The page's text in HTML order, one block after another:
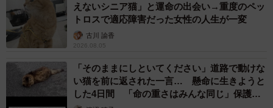
えないシニア猫」と運命の出会い→重度のペッ
トロスで適応障害だった女性の人生が一変
古川 諭香
2026.08.05
「そのままにしといてください」道路で動けな
い猫を前に返された一言… 懸命に生きようと
した4日間 「命の重さはみんな同じ」保護団